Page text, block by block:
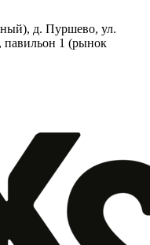
д. Пуршево, ул.
павильон 1 (рынок